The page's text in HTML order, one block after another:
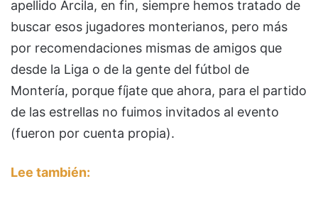
apellido Arcila, en fin, siempre hemos tratado de
buscar esos jugadores monterianos, pero más
por recomendaciones mismas de amigos que
desde la Liga o de la gente del fútbol de
Montería, porque fíjate que ahora, para el partido
de las estrellas no fuimos invitados al evento
(fueron por cuenta propia).
Lee también: